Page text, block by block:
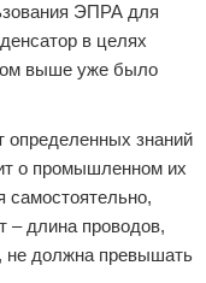
ЭПРА для
в целях
выше уже было
определенных знаний
о промышленном их
самостоятельно,
– длина проводов,
не должна превышать